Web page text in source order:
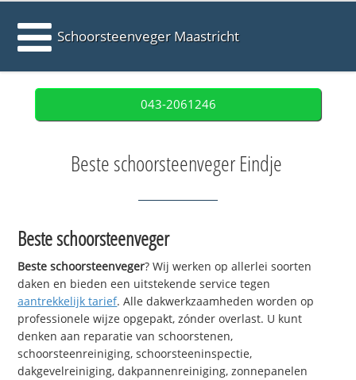
Schoorsteenveger Maastricht
043-2061246
Beste schoorsteenveger Eindje
Beste schoorsteenveger
Beste schoorsteenveger? Wij werken op allerlei soorten
daken en bieden een uitstekende service tegen
aantrekkelijk tarief. Alle dakwerkzaamheden worden op
professionele wijze opgepakt, zónder overlast. U kunt
denken aan reparatie van schoorstenen,
schoorsteenreiniging, schoorsteeninspectie,
dakgevelreiniging, dakpannenreiniging, zonnepanelen